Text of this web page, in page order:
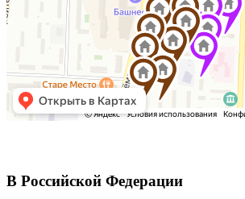
В Российской Федерации